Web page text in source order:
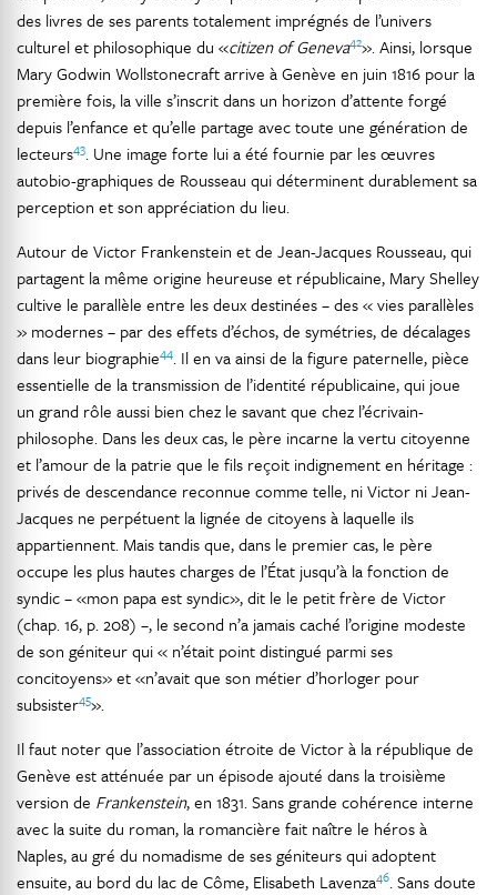
des livres de ses parents totalement imprégnés de l’univers
culturel et philosophique du «citizen of Geneva42». Ainsi, lorsque
Mary Godwin Wollstonecraft arrive à Genève en juin 1816 pour la
première fois, la ville s’inscrit dans un horizon d’attente forgé
depuis l’enfance et qu’elle partage avec toute une génération de
lecteurs43. Une image forte lui a été fournie par les œuvres
autobio-graphiques de Rousseau qui déterminent durablement sa
perception et son appréciation du lieu.
Autour de Victor Frankenstein et de Jean-Jacques Rousseau, qui
partagent la même origine heureuse et républicaine, Mary Shelley
cultive le parallèle entre les deux destinées – des « vies parallèles
» modernes – par des effets d’échos, de symétries, de décalages
dans leur biographie44. Il en va ainsi de la figure paternelle, pièce
essentielle de la transmission de l’identité républicaine, qui joue
un grand rôle aussi bien chez le savant que chez l’écrivain-
philosophe. Dans les deux cas, le père incarne la vertu citoyenne
et l’amour de la patrie que le fils reçoit indignement en héritage :
privés de descendance reconnue comme telle, ni Victor ni Jean-
Jacques ne perpétuent la lignée de citoyens à laquelle ils
appartiennent. Mais tandis que, dans le premier cas, le père
occupe les plus hautes charges de l’État jusqu’à la fonction de
syndic – «mon papa est syndic», dit le le petit frère de Victor
(chap. 16, p. 208) –, le second n’a jamais caché l’origine modeste
de son géniteur qui « n’était point distingué parmi ses
concitoyens» et «n’avait que son métier d’horloger pour
subsister45».
Il faut noter que l’association étroite de Victor à la république de
Genève est atténuée par un épisode ajouté dans la troisième
version de Frankenstein, en 1831. Sans grande cohérence interne
avec la suite du roman, la romancière fait naître le héros à
Naples, au gré du nomadisme de ses géniteurs qui adoptent
ensuite, au bord du lac de Côme, Elisabeth Lavenza46. Sans doute